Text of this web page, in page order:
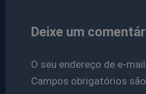
Deixe um
O seu endereço de e-
Campos obrigatórios